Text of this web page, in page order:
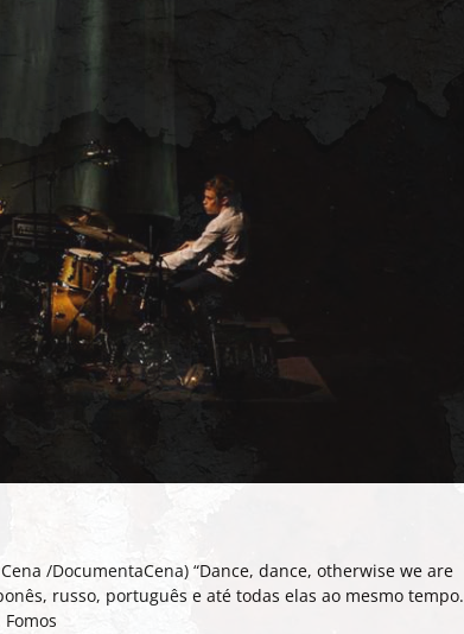
/DocumentaCena) “Dance, dance, otherwise we are
russo, português e até todas elas ao mesmo tempo.